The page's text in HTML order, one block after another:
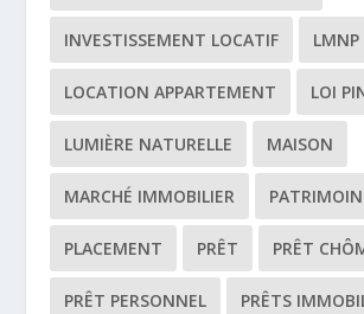
INVESTISSEMENT LOCATIF LMNP
LOCATION APPARTEMENT LOI
LUMIÈRE NATURELLE MAISON
MARCHÉ IMMOBILIER
PLACEMENT PRÊT PRÊT
PRÊT PERSONNEL PRÊTS